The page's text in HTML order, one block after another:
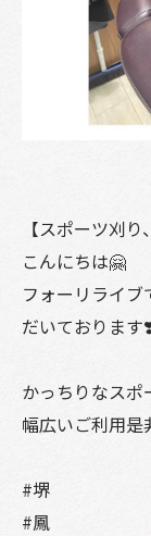
【スポーツ刈
こんにちは🤗
フォーリライ
だいておりま
かっちりなスポ
幅広いご利用
#堺
#鳳